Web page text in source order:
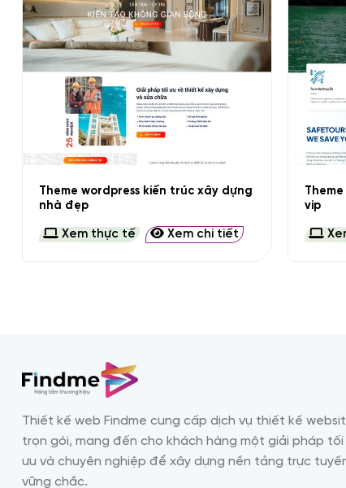
Theme wordpress kiến trúc xây dựng
nhà đẹp
Xem thực tế Xem chi tiết
vip
Thiết kế web Findme cung cấp dịch vụ thiết kế
trọn gói, mang đến cho khách hàng một giải pháp tối
ưu và chuyên nghiệp để xây dựng nền tảng trực
vững chắc.